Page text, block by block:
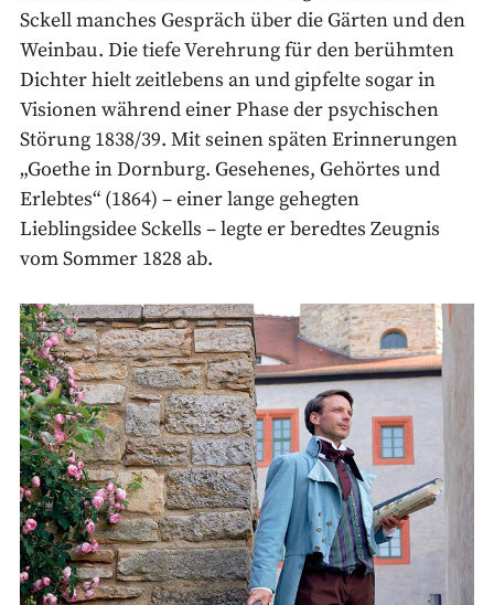
Sckell manches Gespräch über die Gärten und den
Weinbau. Die tiefe Verehrung für den berühmten
Dichter hielt zeitlebens an und gipfelte sogar in
Visionen während einer Phase der psychischen
Störung 1838/39. Mit seinen späten Erinnerungen
„Goethe in Dornburg. Gesehenes, Gehörtes und
Erlebtes“ (1864) – einer lange gehegten
Lieblingsidee Sckells – legte er beredtes Zeugnis
vom Sommer 1828 ab.